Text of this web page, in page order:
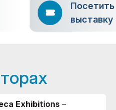
Посетить
выставку
Exhibitions –